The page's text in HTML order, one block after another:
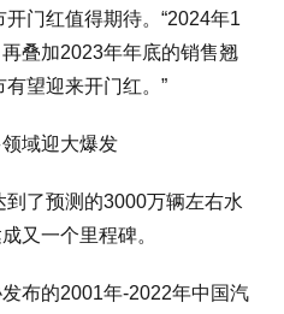
门红值得期待。“2024年1
叠加2023年年底的销售翘
望迎来开门红。”
域迎大爆发
了预测的3000万辆左右水
又一个里程碑。
布的2001年-2022年中国汽